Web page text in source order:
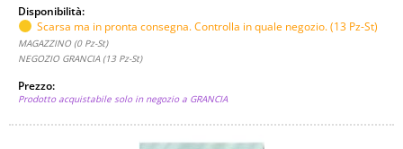
Disponibilità:
Scarsa ma in pronta consegna. Controlla in quale negozio. (13 Pz-St)
MAGAZZINO (0 Pz-St)
NEGOZIO GRANCIA (13 Pz-St)
Prezzo:
Prodotto acquistabile solo in negozio a GRANCIA